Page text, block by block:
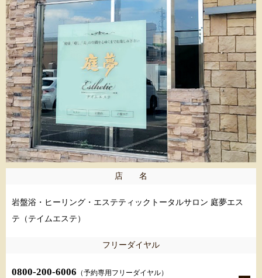
店 名
岩盤浴・ヒーリング・エステティックトータルサロン 庭夢エス
テ（テイムエステ）
フリーダイヤル
0800-200-6006 （予約専用フリーダイヤル）